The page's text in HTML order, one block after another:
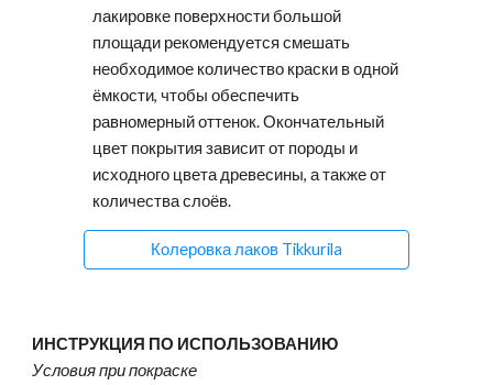
лакировке поверхности большой
площади рекомендуется смешать
необходимое количество краски в одной
ёмкости, чтобы обеспечить
равномерный оттенок. Окончательный
цвет покрытия зависит от породы и
исходного цвета древесины, а также от
количества слоёв.
Колеровка лаков Tikkurila
ИНСТРУКЦИЯ ПО ИСПОЛЬЗОВАНИЮ
Условия при покраске